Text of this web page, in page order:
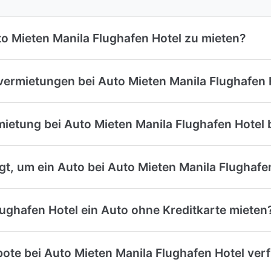
Mieten Manila Flughafen Hotel zu mieten?
bei Auto Mieten Manila Flughafen
bei Auto Mieten Manila Flughafen Hotel
um ein Auto bei Auto Mieten Manila
Hotel ein Auto ohne Kreditkarte
bei Auto Mieten Manila Flughafen Hotel